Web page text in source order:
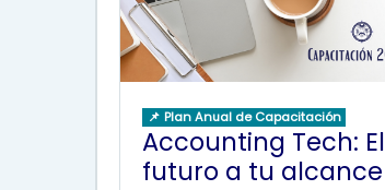
📌 Plan Anual de Capacitación
Accounting Tech: El
futuro a tu alcance